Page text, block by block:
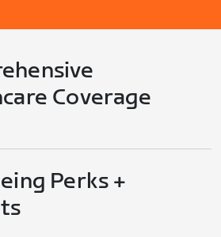
Coverage
Perks +